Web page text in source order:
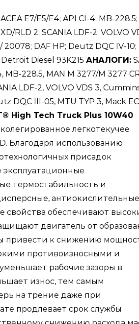
E7/E5/E4; API CI-4; MB-228.5;
RLD 2; SCANIA LDF-2; VOLVO
DAF HP; Deutz DQC IV-10;
Diesel 93K215 АНАЛОГИ:
MB-228.5, MAN M 3277/M 3277
LDF-2, VOLVO VDS 3,
DQC III-05, MTU TYP 3, Mack
High Tech Truck Plus 10W40
легкотекучее
Благодаря использованию
присадок
термостабильность и
обеспечивают
двигатель от
привести к снижению
противоизносными и
рабочие зазоры в
износ, тем самым
на трение даже при
продлевает срок службы